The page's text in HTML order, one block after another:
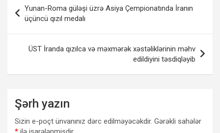
naviqasiyası
Yunan-Roma güləşi üzrə Asiya Çempionatında İranın
üçüncü qızıl medalı
ÜST İranda qızılca və məxmərək xəstəliklərinin məhv
edildiyini təsdiqləyib
Şərh yazın
Sizin e-poçt ünvanınız dərc edilməyəcəkdir. Gərəkli sahələr